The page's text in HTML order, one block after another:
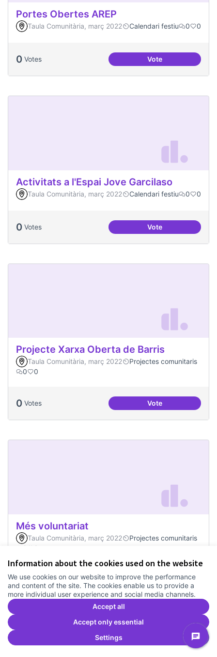
Information about the cookies used on the website
We use cookies on our website to improve the performance
and content of the site. The cookies enable us to provide a
more individual user experience and social media channels.
Accept all
Accept only essential
Settings
Portes Obertes AREP
Taula Comunitària, març 2022 Calendari festiu 0 0
0 Votes VotePortes Obertes
Activitats a l'Espai Jove Garcilaso
Taula Comunitària, març 2022 Calendari festiu 0 0
0 Votes VoteActivitats a l'Espai
Projecte Xarxa Oberta de Barris
Taula Comunitària, març 2022
Projectes comunitaris
0
0
0 Votes VoteProjecte Xarxa
Més voluntariat
Taula Comunitària, març 2022
Projectes comunitaris
0
0
0 Votes VoteMés voluntariat